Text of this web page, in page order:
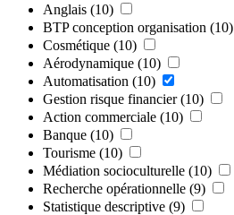
Anglais (10)
BTP conception organisation (10)
Cosmétique (10)
Aérodynamique (10)
Automatisation (10)
Gestion risque financier (10)
Action commerciale (10)
Banque (10)
Tourisme (10)
Médiation socioculturelle (10)
Recherche opérationnelle (9)
Statistique descriptive (9)